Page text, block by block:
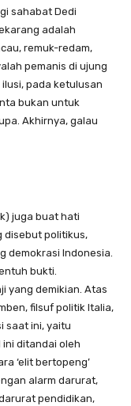
sahabat Dedi
adalah
remuk-redam,
pemanis di ujung
pada ketulusan
bukan untuk
Akhirnya, galau
juga buat hati
disebut politikus,
demokrasi Indonesia.
bukti.
yang demikian. Atas
filsuf politik Italia,
saat ini, yaitu
ini ditandai oleh
‘elit bertopeng’
alarm darurat,
pendidikan,